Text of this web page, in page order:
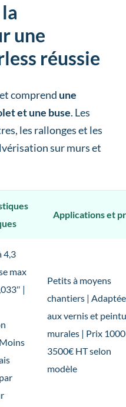
une
réussie
comprend une
et une buse. Les
les rallonges et les
sur murs et
Applications et
4,3
max
|
Petits à moyens
chantiers | Adaptée
aux vernis et
murales | Prix
3500€ HT selon
modèle